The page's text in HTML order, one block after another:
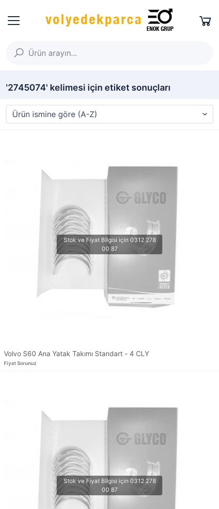
'2745074' kelimesi için etiket sonuçları
Volvo S60 Ana Yatak Takımı Standart - 4 CLY
Fiyat Sorunuz